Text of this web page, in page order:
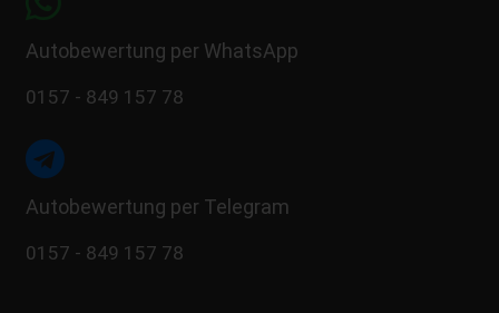
Autobewertung per WhatsApp
0157 - 849 157 78
Autobewertung per Telegram
0157 - 849 157 78